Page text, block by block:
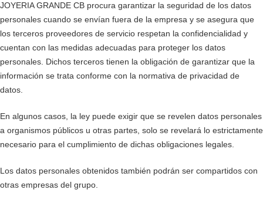
JOYERIA GRANDE CB procura garantizar la seguridad de los datos
personales cuando se envían fuera de la empresa y se asegura que
los terceros proveedores de servicio respetan la confidencialidad y
cuentan con las medidas adecuadas para proteger los datos
personales. Dichos terceros tienen la obligación de garantizar que la
información se trata conforme con la normativa de privacidad de
datos.
En algunos casos, la ley puede exigir que se revelen datos personales
a organismos públicos u otras partes, solo se revelará lo estrictamente
necesario para el cumplimiento de dichas obligaciones legales.
Los datos personales obtenidos también podrán ser compartidos con
otras empresas del grupo.